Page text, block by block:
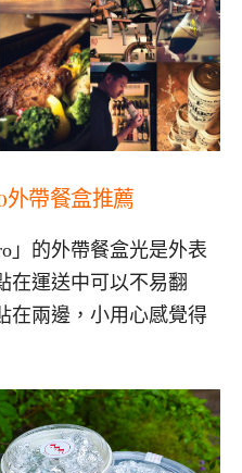
外帶餐盒推薦
」的外帶餐盒光是外表
在運送中可以不易翻
在兩邊，小用心感覺得